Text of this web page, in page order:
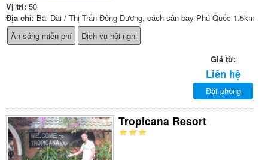
Vị trí: 50
Địa chỉ: Bãi Dài / Thị Trấn Đông Dương, cách sân bay Phú Quốc 1.5km
Ăn sáng miễn phí
Dịch vụ hội nghị
Giá từ:
Liên hệ
Đặt phòng
Tropicana Resort